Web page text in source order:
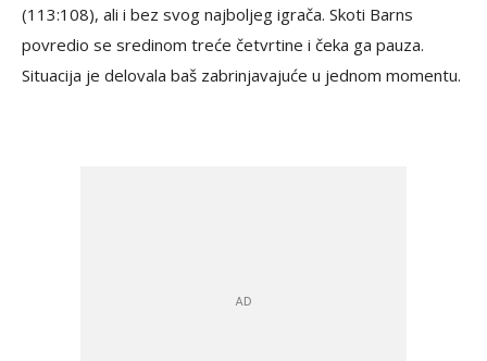
(113:108), ali i bez svog najboljeg igrača. Skoti Barns
povredio se sredinom treće četvrtine i čeka ga pauza.
Situacija je delovala baš zabrinjavajuće u jednom momentu.